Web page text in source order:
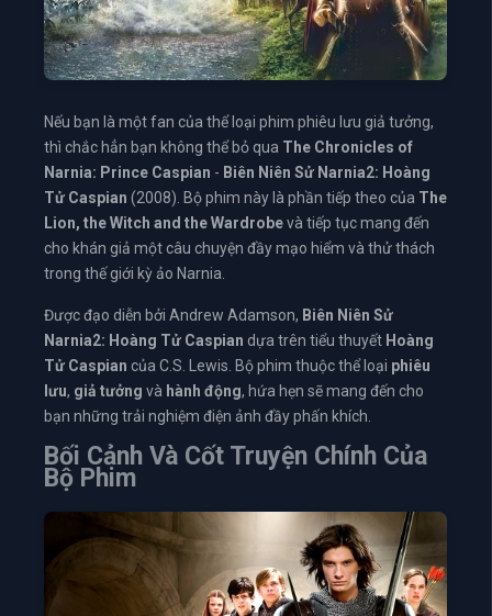
Nếu bạn là một fan của thể loại phim phiêu lưu giả tưởng,
thì chắc hẳn bạn không thể bỏ qua The Chronicles of
Narnia: Prince Caspian - Biên Niên Sử Narnia2: Hoàng
Tử Caspian (2008). Bộ phim này là phần tiếp theo của The
Lion, the Witch and the Wardrobevà tiếp tục mang đến
cho khán giả một câu chuyện đầy mạo hiểm và thử thách
trong thế giới kỳ ảo Narnia.
Được đạo diễn bởi Andrew Adamson, Biên Niên Sử
Narnia2: Hoàng Tử Caspian dựa trên tiểu thuyết Hoàng
Tử Caspian của C.S. Lewis. Bộ phim thuộc thể loại phiêu
lưu, giả tưởng và hành động, hứa hẹn sẽ mang đến cho
bạn những trải nghiệm điện ảnh đầy phấn khích.
Bối Cảnh Và Cốt Truyện Chính Của
Bộ Phim